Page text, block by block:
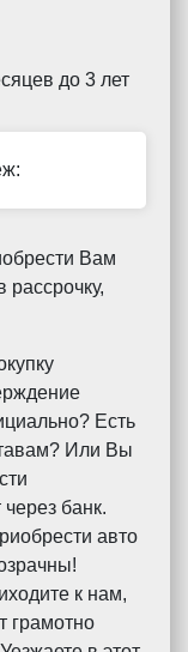
до 3 лет
Вам
Есть
Или Вы
банк.
авто
к нам,
грамотно